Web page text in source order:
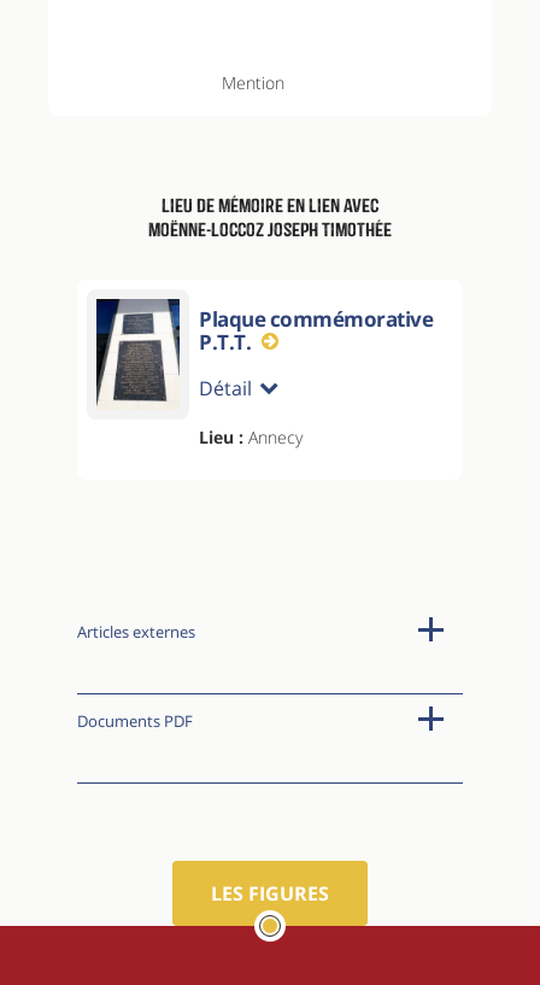
Mention
Lieu de mémoire en lien avec
Moënne-Loccoz Joseph Timothée
Plaque commémorative
P.T.T.
Détail
Lieu : Annecy
Articles externes
Documents PDF
LES FIGURES